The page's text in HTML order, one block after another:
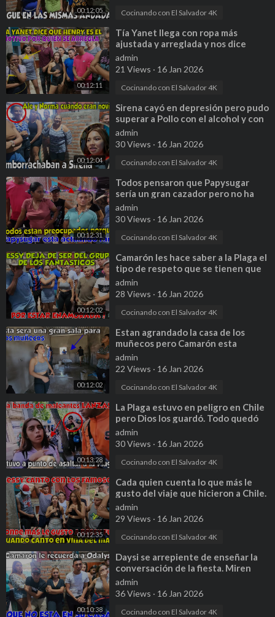
00:12:05 Cocinando con El Salvador 4K
00:12:11
⁣Tía Yanet llega con ropa más
ajustada y arreglada y nos dice
quien es el motivo de su cambio. P 7
admin
21 Views · 16 Jan 2026
Cocinando con El Salvador 4K
00:12:04
⁣Sirena cayó en depresión pero pudo
superar a Pollo con el alcohol y con
ayuda de Ale y Norma. P 15
admin
30 Views · 16 Jan 2026
Cocinando con El Salvador 4K
00:12:31
⁣Todos pensaron que Papysugar
sería un gran cazador pero no ha
sido así. Parte 24
admin
30 Views · 16 Jan 2026
Cocinando con El Salvador 4K
00:12:02
⁣Camarón les hace saber a la Plaga el
tipo de respeto que se tienen que
tener. Parte 4
admin
28 Views · 16 Jan 2026
Cocinando con El Salvador 4K
00:12:02
⁣Estan agrandado la casa de los
muñecos pero Camarón esta
decepcionado de ellos. Parte 13
admin
22 Views · 16 Jan 2026
Cocinando con El Salvador 4K
00:13:28
⁣La Plaga estuvo en peligro en Chile
pero Dios los guardó. Todo quedó
captado en video. Parte 1
admin
30 Views · 16 Jan 2026
Cocinando con El Salvador 4K
00:12:35
⁣Cada quien cuenta lo que más le
gusto del viaje que hicieron a Chile.
Ale por ir dormida no sabe. P3
admin
29 Views · 16 Jan 2026
Cocinando con El Salvador 4K
00:10:38
⁣Daysi se arrepiente de enseñar la
conversación de la fiesta. Miren
quien fue la victima de esto. P29
admin
36 Views · 16 Jan 2026
Cocinando con El Salvador 4K